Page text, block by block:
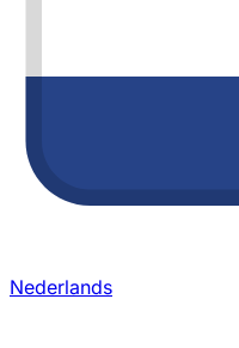
Nederlands